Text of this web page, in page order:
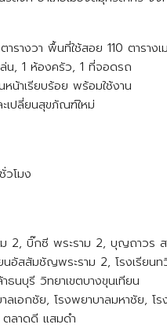
รางวา พื้นที่ใช้สอย 110 ตารางเ
น, 1 ห้องครัว, 1 ที่จอดรถ
น้าเรียบร้อย พร้อมใช้งาน
เปลี่ยนสุขภัณฑ์ใหม่
วโมง
2, บิ๊กซี พระราม 2, บุญถาวร ส
นอัสสัมชัญพระราม 2, โรงเรียน
ธนบุรี วิทยาเขตบางขุนเทียน
ลเอกชัย, โรงพยาบาลมหาชัย, โ
ตลาดดี แสมดำ